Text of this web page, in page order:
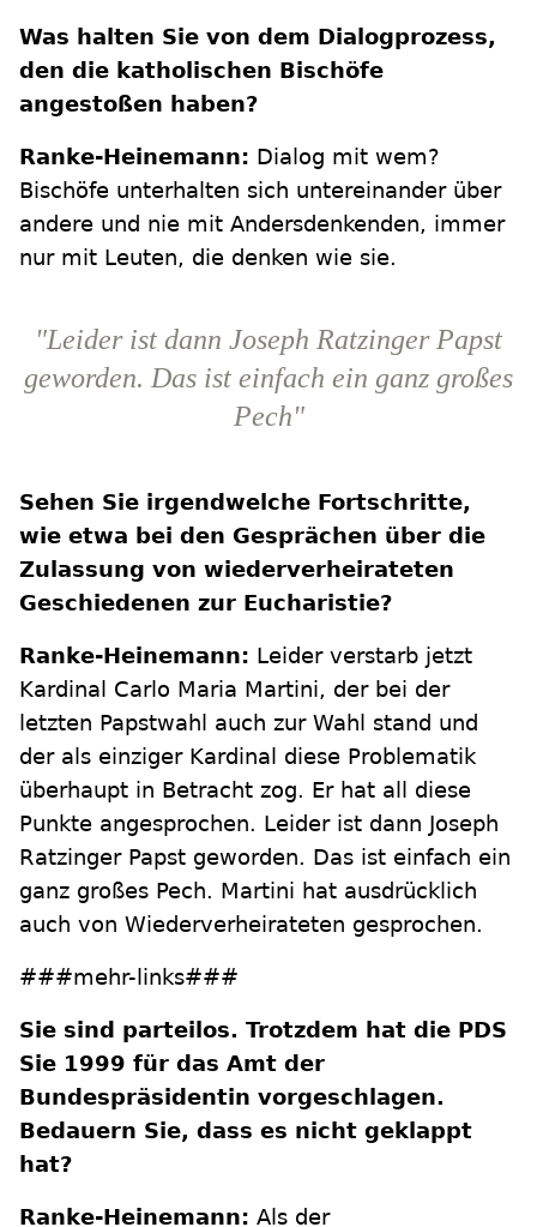
Was halten Sie von dem Dialogprozess,
den die katholischen Bischöfe
angestoßen haben?
Ranke-Heinemann: Dialog mit wem?
Bischöfe unterhalten sich untereinander über
andere und nie mit Andersdenkenden, immer
nur mit Leuten, die denken wie sie.
"Leider ist dann Joseph Ratzinger Papst
geworden. Das ist einfach ein ganz großes
Pech"
Sehen Sie irgendwelche Fortschritte,
wie etwa bei den Gesprächen über die
Zulassung von wiederverheirateten
Geschiedenen zur Eucharistie?
Ranke-Heinemann: Leider verstarb jetzt
Kardinal Carlo Maria Martini, der bei der
letzten Papstwahl auch zur Wahl stand und
der als einziger Kardinal diese Problematik
überhaupt in Betracht zog. Er hat all diese
Punkte angesprochen. Leider ist dann Joseph
Ratzinger Papst geworden. Das ist einfach ein
ganz großes Pech. Martini hat ausdrücklich
auch von Wiederverheirateten gesprochen.
###mehr-links###
Sie sind parteilos. Trotzdem hat die PDS
Sie 1999 für das Amt der
Bundespräsidentin vorgeschlagen.
Bedauern Sie, dass es nicht geklappt
hat?
Ranke-Heinemann: Als der